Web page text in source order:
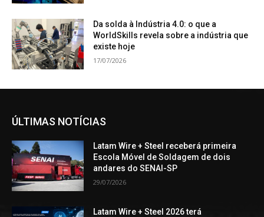
Da solda à Indústria 4.0: o que a
WorldSkills revela sobre a indústria que
existe hoje
17/07/2026
ÚLTIMAS NOTÍCIAS
Latam Wire + Steel receberá primeira
Escola Móvel de Soldagem de dois
andares do SENAI-SP
29/07/2026
Latam Wire + Steel 2026 terá